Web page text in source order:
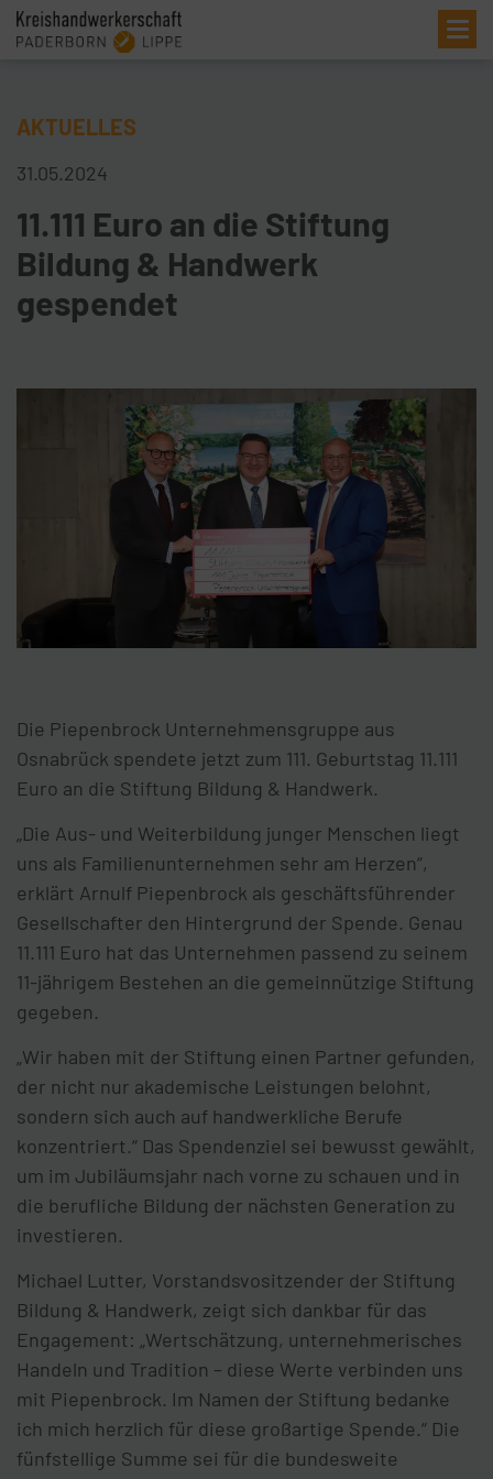
AKTUELLES
31.05.2024
11.111 Euro an die Stiftung
Bildung & Handwerk
gespendet
Die Piepenbrock Unternehmensgruppe aus
Osnabrück spendete jetzt zum 111. Geburtstag 11.111
Euro an die Stiftung Bildung & Handwerk.
„Die Aus- und Weiterbildung junger Menschen liegt
uns als Familienunternehmen sehr am Herzen“,
erklärt Arnulf Piepenbrock als geschäftsführender
Gesellschafter den Hintergrund der Spende. Genau
11.111 Euro hat das Unternehmen passend zu seinem
11-jährigem Bestehen an die gemeinnützige Stiftung
gegeben.
„Wir haben mit der Stiftung einen Partner gefunden,
der nicht nur akademische Leistungen belohnt,
sondern sich auch auf handwerkliche Berufe
konzentriert.“ Das Spendenziel sei bewusst gewählt,
um im Jubiläumsjahr nach vorne zu schauen und in
die berufliche Bildung der nächsten Generation zu
investieren.
Michael Lutter, Vorstandsvositzender der Stiftung
Bildung & Handwerk, zeigt sich dankbar für das
Engagement: „Wertschätzung, unternehmerisches
Handeln und Tradition – diese Werte verbinden uns
mit Piepenbrock. Im Namen der Stiftung bedanke
ich mich herzlich für diese großartige Spende.“ Die
fünfstellige Summe sei für die bundesweite